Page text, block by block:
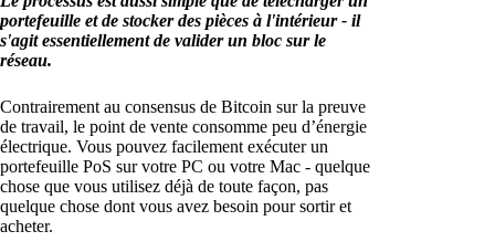
portefeuille et de stocker des pièces à l'intérieur - il
s'agit essentiellement de valider un bloc sur le
réseau.
Contrairement au consensus de Bitcoin sur la preuve
de travail, le point de vente consomme peu d’énergie
électrique. Vous pouvez facilement exécuter un
portefeuille PoS sur votre PC ou votre Mac - quelque
chose que vous utilisez déjà de toute façon, pas
quelque chose dont vous avez besoin pour sortir et
acheter.